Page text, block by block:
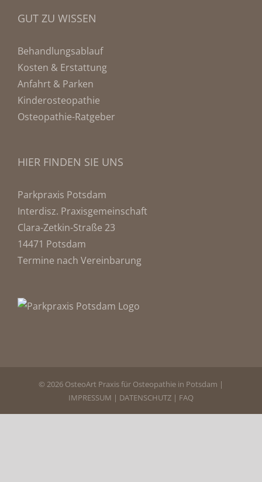
GUT ZU WISSEN
Behandlungsablauf
Kosten & Erstattung
Anfahrt & Parken
Kinderosteopathie
Osteopathie-Ratgeber
HIER FINDEN SIE UNS
Parkpraxis Potsdam
Interdisz. Praxisgemeinschaft
Clara-Zetkin-Straße 23
14471 Potsdam
Termine nach Vereinbarung
© 2026 OsteoArt Praxis für Osteopathie in Potsdam |
IMPRESSUM | DATENSCHUTZ | FAQ